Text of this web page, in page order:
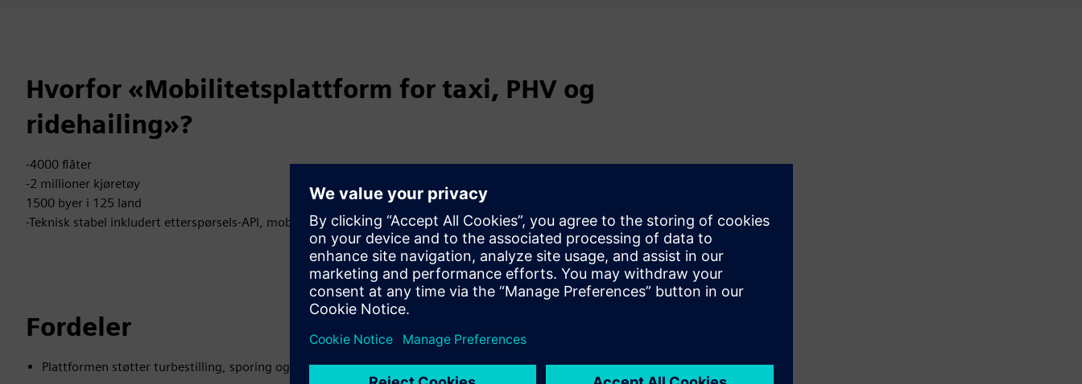
Hvorfor «Mobilitetsplattform for taxi, PHV og
ridehailing»?
-4000 flåter
-2 millioner kjøretøy
1500 byer i 125 land
-Teknisk stabel inkludert etterspørsels-API, mobile SDK-er og verktøy for reise/agent booker
Fordeler
Plattformen støtter turbestilling, sporing og avregning i stor skala